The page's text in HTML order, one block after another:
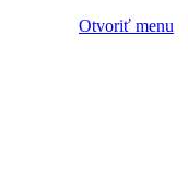
Otvoriť menu